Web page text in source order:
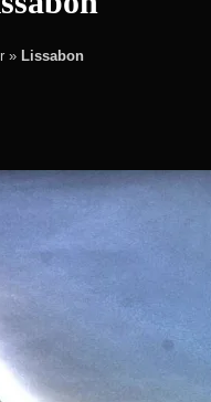
» Lissabon